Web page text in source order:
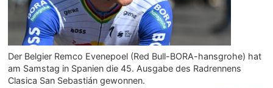
Der Belgier Remco Evenepoel (Red Bull-BORA-hansgrohe) hat
am Samstag in Spanien die 45. Ausgabe des Radrennens
Clasica San Sebastián gewonnen.